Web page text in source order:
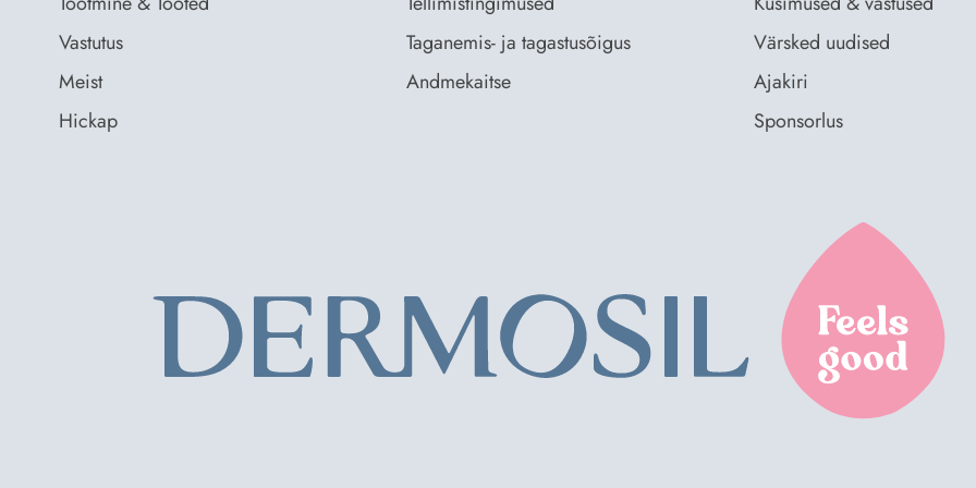
Vastutus
Meist
Hickap
Taganemis- ja tagastusõigus
Andmekaitse
Värsked uudised
Ajakiri
Sponsorlus